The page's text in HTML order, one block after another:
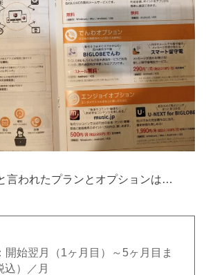
言われたプランとオプションは…
開始翌月（1ヶ月目）～5ヶ月目ま
込）／月